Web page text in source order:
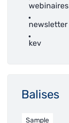
webinaires
newsletter
kev
Balises
Sample